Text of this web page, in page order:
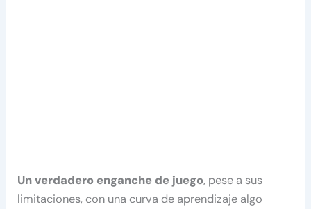
Un verdadero enganche de juego, pese a sus
limitaciones, con una curva de aprendizaje algo